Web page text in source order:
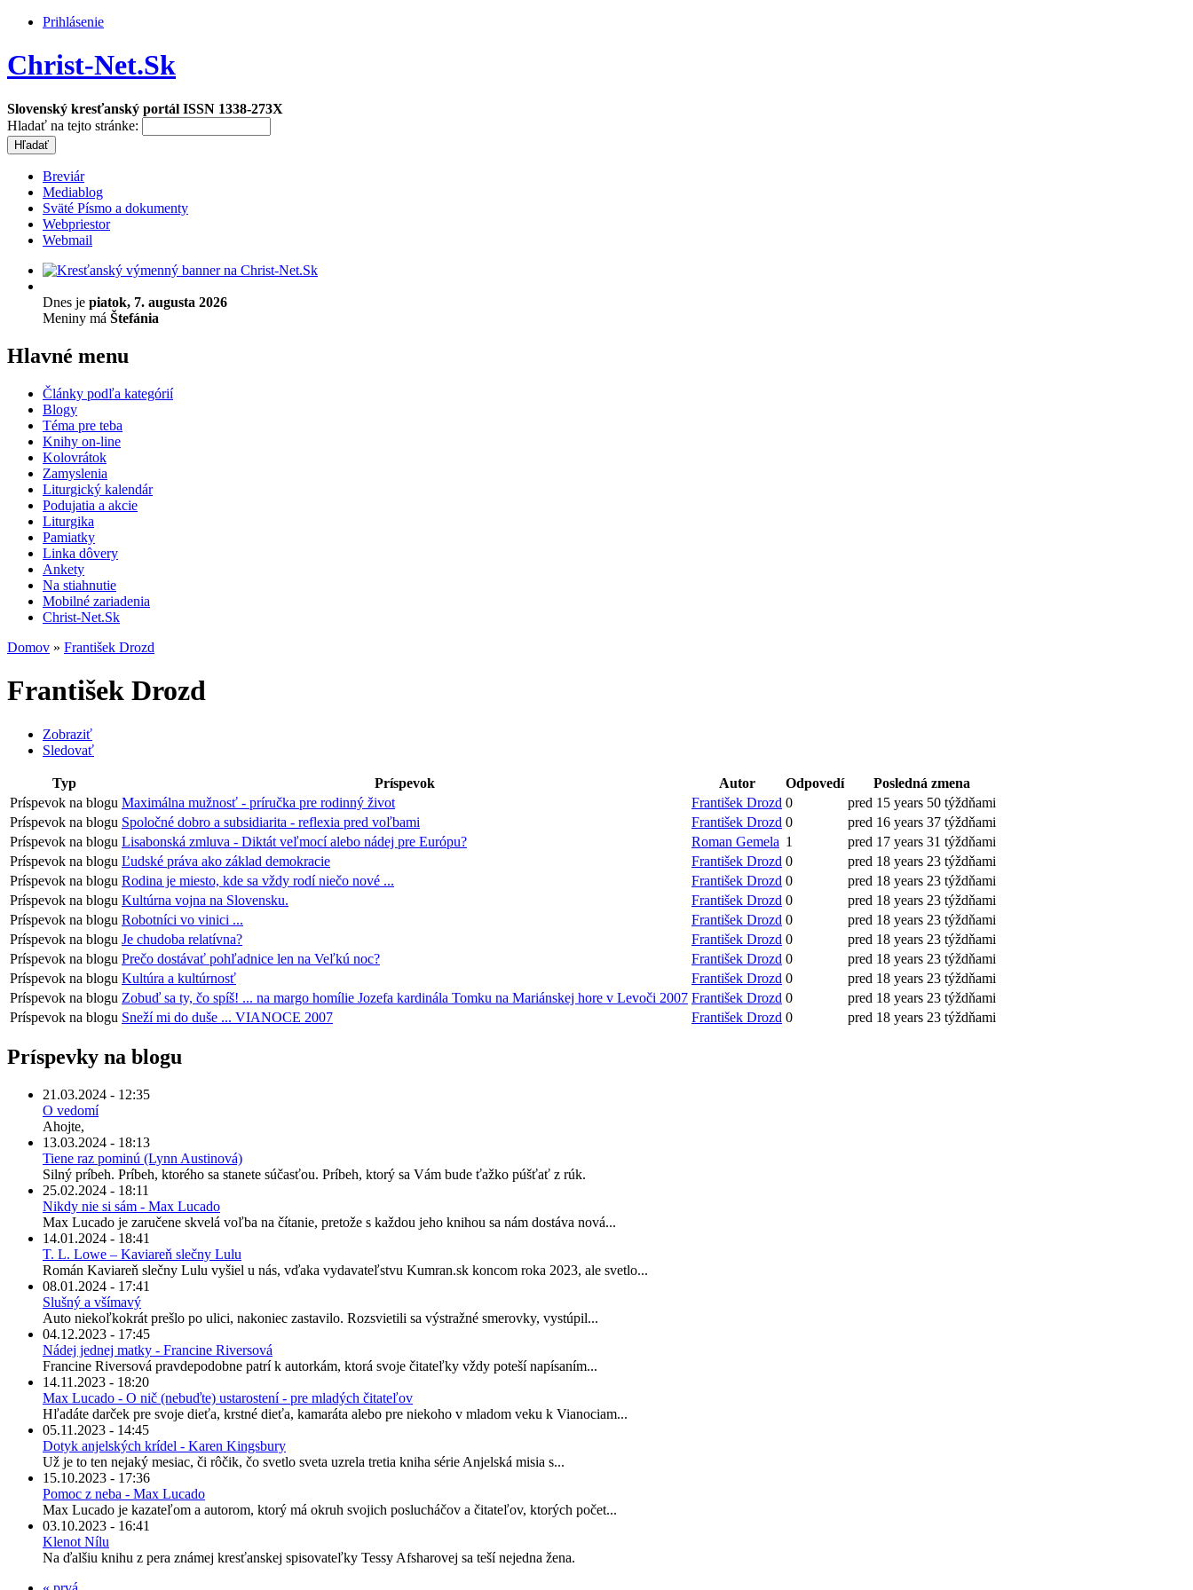
Prihlásenie
Christ-Net.Sk
Slovenský kresťanský portál ISSN 1338-273X
Hladať na tejto stránke:
Breviár
Mediablog
Sväté Písmo a dokumenty
Webpriestor
Webmail
Dnes je piatok, 7. augusta 2026
Meniny má Štefánia
Hlavné menu
Články podľa kategórií
Blogy
Téma pre teba
Knihy on-line
Kolovrátok
Zamyslenia
Liturgický kalendár
Podujatia a akcie
Liturgika
Pamiatky
Linka dôvery
Ankety
Na stiahnutie
Mobilné zariadenia
Christ-Net.Sk
Domov » František Drozd
František Drozd
Zobraziť
Sledovať
Typ Príspevok Autor Odpovedí
Posledná zmena
Príspevok na blogu Maximálna mužnosť - príručka pre rodinný život František Drozd 0
pred 15 years 50 týždňami
Príspevok na blogu Spoločné dobro a subsidiarita - reflexia pred voľbami František Drozd 0
pred 16 years 37 týždňami
Príspevok na blogu Lisabonská zmluva - Diktát veľmocí alebo nádej pre Európu? Roman Gemela 1
pred 17 years 31 týždňami
Príspevok na blogu Ľudské práva ako základ demokracie František Drozd 0
pred 18 years 23 týždňami
Príspevok na blogu Rodina je miesto, kde sa vždy rodí niečo nové ... František Drozd 0
pred 18 years 23 týždňami
Príspevok na blogu Kultúrna vojna na Slovensku. František Drozd 0
pred 18 years 23 týždňami
Príspevok na blogu Robotníci vo vinici ... František Drozd 0
pred 18 years 23 týždňami
Príspevok na blogu Je chudoba relatívna? František Drozd 0
pred 18 years 23 týždňami
Príspevok na blogu Prečo dostávať pohľadnice len na Veľkú noc? František Drozd 0
pred 18 years 23 týždňami
Príspevok na blogu Kultúra a kultúrnosť František Drozd 0
pred 18 years 23 týždňami
Príspevok na blogu Zobuď sa ty, čo spíš! ... na margo homílie Jozefa kardinála Tomku na Mariánskej hore v Levoči 2007 František Drozd 0
pred 18 years 23 týždňami
Príspevok na blogu Sneží mi do duše ... VIANOCE 2007 František Drozd 0 pred 18 years 23 týždňami
Príspevky na blogu
21.03.2024 - 12:35
O vedomí
Ahojte,
13.03.2024 - 18:13
Tiene raz pominú (Lynn Austinová)
Silný príbeh. Príbeh, ktorého sa stanete súčasťou. Príbeh, ktorý sa Vám bude ťažko púšťať z rúk.
25.02.2024 - 18:11
Nikdy nie si sám - Max Lucado
Max Lucado je zaručene skvelá voľba na čítanie, pretože s každou jeho knihou sa nám dostáva nová...
14.01.2024 - 18:41
T. L. Lowe – Kaviareň slečny Lulu
Román Kaviareň slečny Lulu vyšiel u nás, vďaka vydavateľstvu Kumran.sk koncom roka 2023, ale svetlo...
08.01.2024 - 17:41
Slušný a všímavý
Auto niekoľkokrát prešlo po ulici, nakoniec zastavilo. Rozsvietili sa výstražné smerovky, vystúpil...
04.12.2023 - 17:45
Nádej jednej matky - Francine Riversová
Francine Riversová pravdepodobne patrí k autorkám, ktorá svoje čitateľky vždy poteší napísaním...
14.11.2023 - 18:20
Max Lucado - O nič (nebuďte) ustarostení - pre mladých čitateľov
Hľadáte darček pre svoje dieťa, krstné dieťa, kamaráta alebo pre niekoho v mladom veku k Vianociam...
05.11.2023 - 14:45
Dotyk anjelských krídel - Karen Kingsbury
Už je to ten nejaký mesiac, či rôčik, čo svetlo sveta uzrela tretia kniha série Anjelská misia s...
15.10.2023 - 17:36
Pomoc z neba - Max Lucado
Max Lucado je kazateľom a autorom, ktorý má okruh svojich poslucháčov a čitateľov, ktorých počet...
03.10.2023 - 16:41
Klenot Nílu
Na ďalšiu knihu z pera známej kresťanskej spisovateľky Tessy Afsharovej sa teší nejedna žena.